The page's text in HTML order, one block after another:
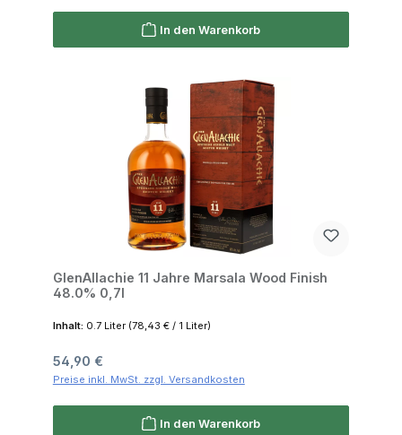
In den Warenkorb
GlenAllachie 11 Jahre Marsala Wood Finish
48.0% 0,7l
Inhalt: 0.7 Liter (78,43 € / 1 Liter)
Regulärer Preis:
54,90 €
Preise inkl. MwSt. zzgl. Versandkosten
In den Warenkorb